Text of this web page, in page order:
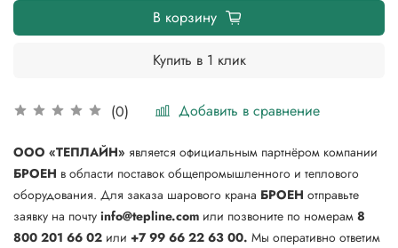
(0) Добавить в сравнение
В корзину
Купить в 1 клик
ООО «ТЕПЛАЙН» является официальным партнёром компании
БРОЕН в области поставок общепромышленного и теплового
оборудования. Для заказа шарового крана БРОЕН отправьте
заявку на почту info@tepline.com или позвоните по номерам 8
800 201 66 02 или +7 99 66 22 63 00. Мы оперативно ответим